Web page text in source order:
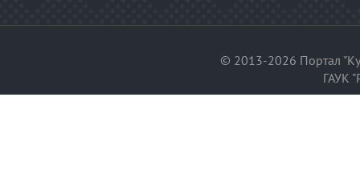
© 2013-2026 Портал
ГАУК